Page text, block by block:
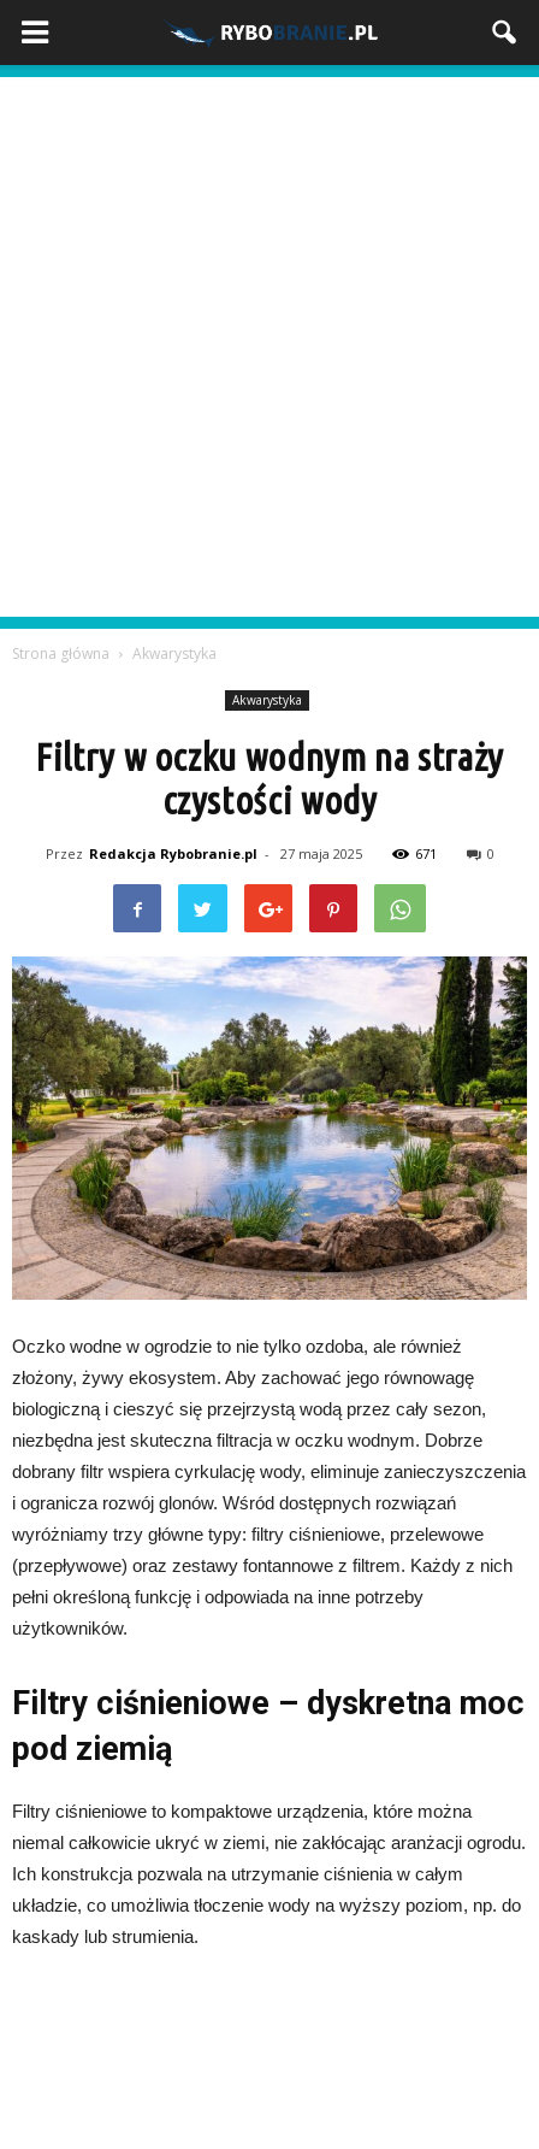
Strona główna Akwarystyka
Akwarystyka
Filtry w oczku wodnym na straży
czystości wody
Przez Redakcja Rybobranie.pl - 27 maja 2025 671 0
Oczko wodne w ogrodzie to nie tylko ozdoba, ale również
złożony, żywy ekosystem. Aby zachować jego równowagę
biologiczną i cieszyć się przejrzystą wodą przez cały sezon,
niezbędna jest skuteczna filtracja w oczku wodnym. Dobrze
dobrany filtr wspiera cyrkulację wody, eliminuje zanieczyszczenia
i ogranicza rozwój glonów. Wśród dostępnych rozwiązań
wyróżniamy trzy główne typy: filtry ciśnieniowe, przelewowe
(przepływowe) oraz zestawy fontannowe z filtrem. Każdy z nich
pełni określoną funkcję i odpowiada na inne potrzeby
użytkowników.
Filtry ciśnieniowe – dyskretna moc
pod ziemią
Filtry ciśnieniowe to kompaktowe urządzenia, które można
niemal całkowicie ukryć w ziemi, nie zakłócając aranżacji ogrodu.
Ich konstrukcja pozwala na utrzymanie ciśnienia w całym
układzie, co umożliwia tłoczenie wody na wyższy poziom, np. do
kaskady lub strumienia.